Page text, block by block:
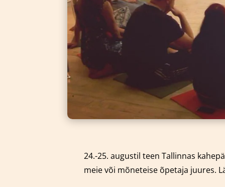
24.-25. augustil teen Tallinnas
meie või mõneteise õpetaja juures.